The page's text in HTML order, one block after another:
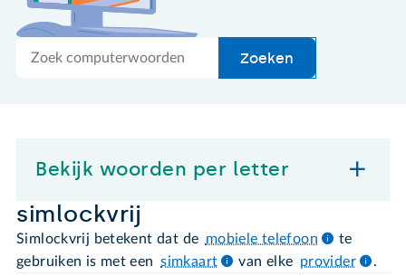
Zoek
Zoeken
Bekijk woorden per letter
simlockvrij
Simlockvrij betekent dat de mobiele telefoon
te
gebruiken is met een simkaart van elke provider .